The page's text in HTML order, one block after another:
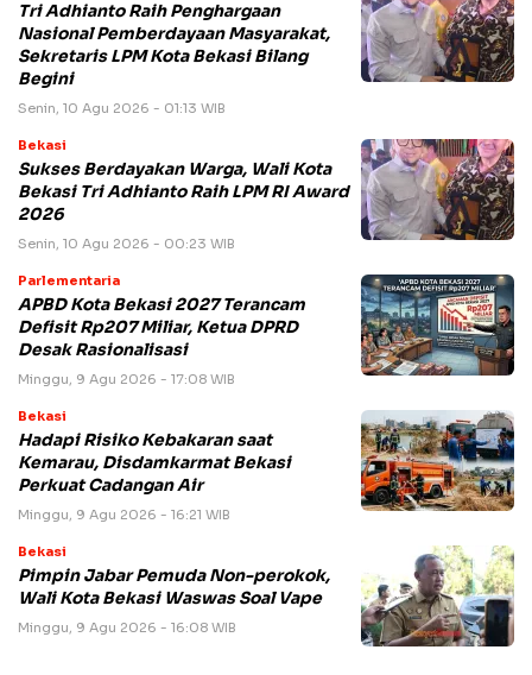
Tri Adhianto Raih Penghargaan
Nasional Pemberdayaan Masyarakat,
Sekretaris LPM Kota Bekasi Bilang
Begini
Senin, 10 Agu 2026 - 01:13 WIB
Bekasi
Sukses Berdayakan Warga, Wali Kota
Bekasi Tri Adhianto Raih LPM RI Award
2026
Senin, 10 Agu 2026 - 00:23 WIB
Parlementaria
APBD Kota Bekasi 2027 Terancam
Defisit Rp207 Miliar, Ketua DPRD
Desak Rasionalisasi
Minggu, 9 Agu 2026 - 17:08 WIB
Bekasi
Hadapi Risiko Kebakaran saat
Kemarau, Disdamkarmat Bekasi
Perkuat Cadangan Air
Minggu, 9 Agu 2026 - 16:21 WIB
Bekasi
Pimpin Jabar Pemuda Non-perokok,
Wali Kota Bekasi Waswas Soal Vape
Minggu, 9 Agu 2026 - 16:08 WIB